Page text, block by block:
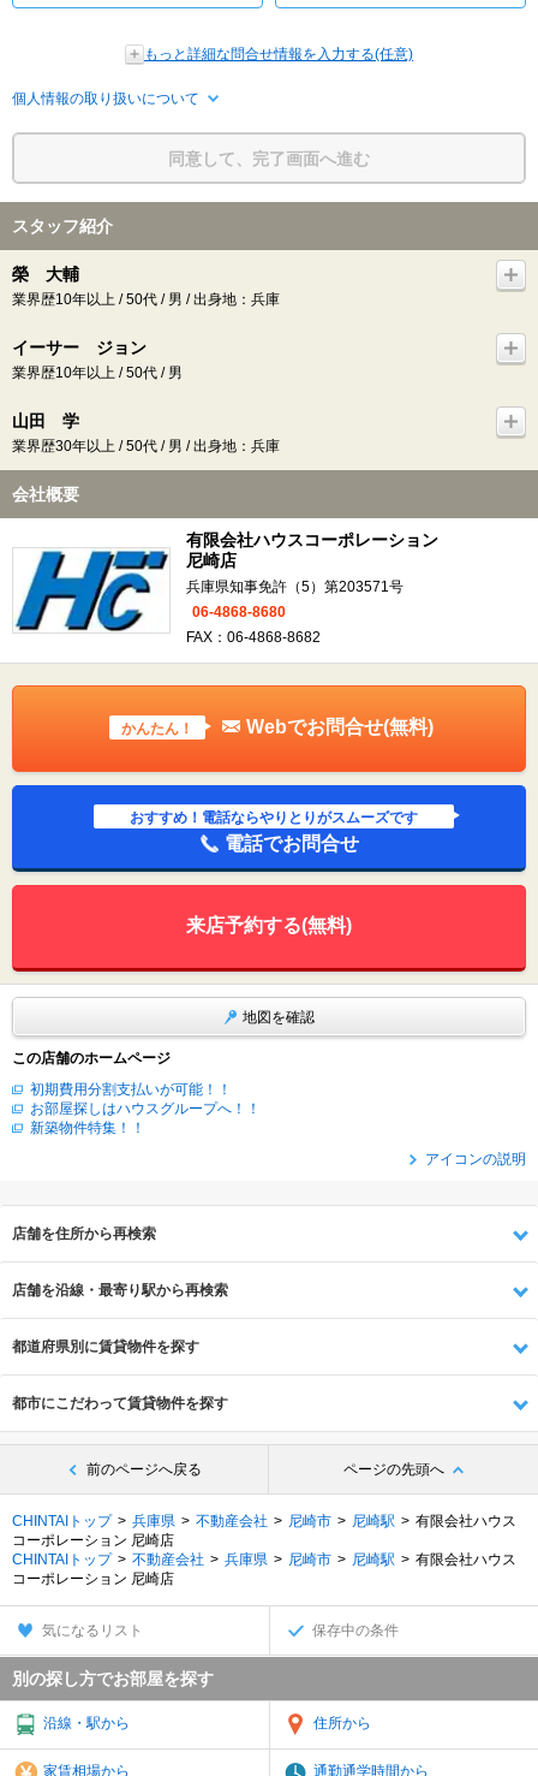
もっと詳細な問合せ情報を入力する(任意)
個人情報の取り扱いについて
同意して、完了画面へ進む
スタッフ紹介
榮 大輔
業界歴10年以上 / 50代 / 男 / 出身地：兵庫
イーサー ジョン
業界歴10年以上 / 50代 / 男
山田 学
業界歴30年以上 / 50代 / 男 / 出身地：兵庫
会社概要
有限会社ハウスコーポレーション
尼崎店
兵庫県知事免許（5）第203571号
06-4868-8680
FAX：06-4868-8682
かんたん！ Webでお問合せ(無料)
おすすめ！電話ならやりとりがスムーズです
電話でお問合せ
来店予約する(無料)
地図を確認
この店舗のホームページ
初期費用分割支払いが可能！！
お部屋探しはハウスグループへ！！
新築物件特集！！
アイコンの説明
店舗を住所から再検索
店舗を沿線・最寄り駅から再検索
都道府県別に賃貸物件を探す
都市にこだわって賃貸物件を探す
前のページへ戻る ページの先頭へ
CHINTAIトップ 兵庫県 不動産会社 尼崎市 尼崎駅
有限会社ハウス
コーポレーション 尼崎店
CHINTAIトップ
不動産会社 兵庫県 尼崎市 尼崎駅
有限会社ハウス
コーポレーション 尼崎店
気になるリスト 保存中の条件
別の探し方でお部屋を探す
沿線・駅から 住所から
家賃相場から 通勤通学時間から